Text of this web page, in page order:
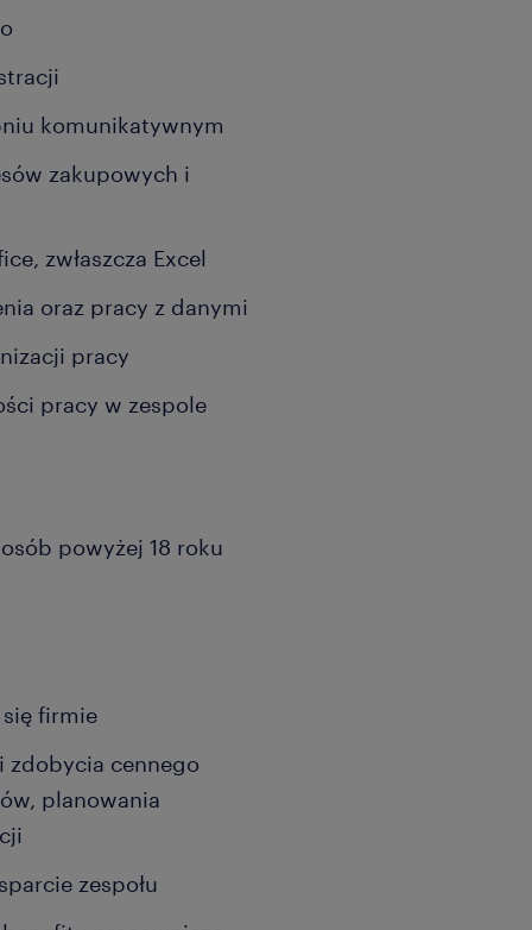
komunikatywnym
zakupowych i
zwłaszcza Excel
oraz pracy z danymi
pracy
pracy w zespole
powyżej 18 roku
firmie
zdobycia cennego
planowania
zespołu